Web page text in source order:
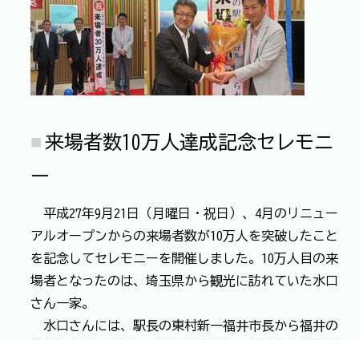
来場者数10万人達成記念セレモニ
ー
平成27年9月21日（月曜日・祝日）、4月のリニュー
アルオープンからの来場者数が10万人を突破したこと
を記念してセレモニーを開催しました。10万人目の来
場者となったのは、埼玉県から観光に訪れていた水口
さん一家。
水口さんには、駅長の東村新一福井市長から福井の